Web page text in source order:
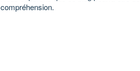
compréhension.